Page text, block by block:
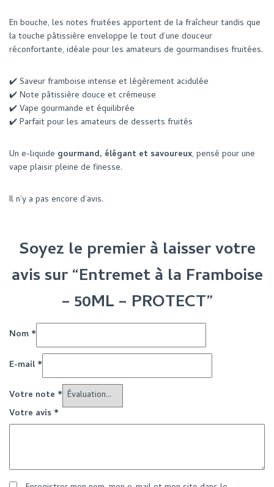
En bouche, les notes fruitées apportent de la fraîcheur tandis que
la touche pâtissière enveloppe le tout d’une douceur
réconfortante, idéale pour les amateurs de gourmandises fruitées.
✔️ Saveur framboise intense et légèrement acidulée
✔️ Note pâtissière douce et crémeuse
✔️ Vape gourmande et équilibrée
✔️ Parfait pour les amateurs de desserts fruités
Un e-liquide gourmand, élégant et savoureux, pensé pour une
vape plaisir pleine de finesse.
Il n’y a pas encore d’avis.
Soyez le premier à laisser votre
avis sur “Entremet à la Framboise
– 50ML – PROTECT”
Nom *
E-mail*
Votre note *
Votre avis *